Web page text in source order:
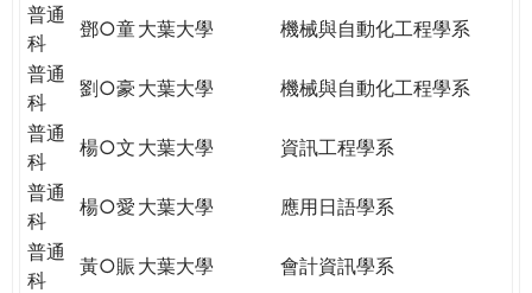
普通
科
鄧○童大葉大學
機械與自動化工程學系
普通
科
劉○豪 大葉大學
機械與自動化工程學系
普通
科
楊○文 大葉大學
資訊工程學系
普通
科
楊○愛 大葉大學
應用日語學系
普通
科
黃○賑 大葉大學
會計資訊學系